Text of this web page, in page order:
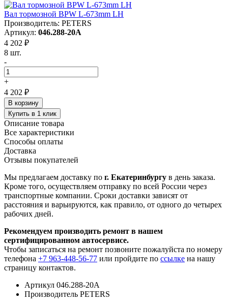
Вал тормозной BPW L-673mm LH
Производитель: PETERS
Артикул: 046.288-20A
4 202 ₽
8 шт.
-
+
4 202 ₽
В корзину
Купить в 1 клик
Описание товара
Все характеристики
Способы оплаты
Доставка
Отзывы покупателей
Мы предлагаем доставку по г. Екатеринбургу в день заказа.
Кроме того, осуществляем отправку по всей России через
транспортные компании. Сроки доставки зависят от
расстояния и варьируются, как правило, от одного до четырех
рабочих дней.
Рекомендуем производить ремонт в нашем
сертифицированном автосервисе.
Чтобы записаться на ремонт позвоните пожалуйста по номеру
телефона +7 963-448-56-77 или пройдите по ссылке на нашу
страницу контактов.
Артикул 046.288-20A
Производитель PETERS